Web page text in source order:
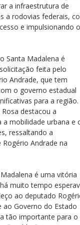
a infraestrutura de
a rodovias federais,
e impulsionando o
Santa Madalena é
feita pelo
Andrade, que tem
o governo estadual
para a região.
destacou a
mobilidade urbana e
ressaltando a
Andrade na
é uma vitória
muito tempo
ao deputado
ao Governo do Estado
tão importante para o